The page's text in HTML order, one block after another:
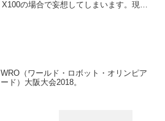
X100の場合で妄想してしまいます。現在
WRO（ワールド・ロボット・オリンピア
ード）大阪大会2018。